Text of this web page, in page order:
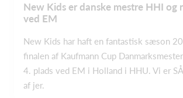
New Kids er danske mestre HHI og
ved EM
New Kids har haft en fantastisk sæson
finalen af Kaufmann Cup
4. plads ved EM i Holland i HHU. Vi er
af jer.